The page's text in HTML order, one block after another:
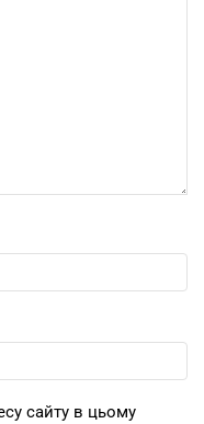
сайту в цьому